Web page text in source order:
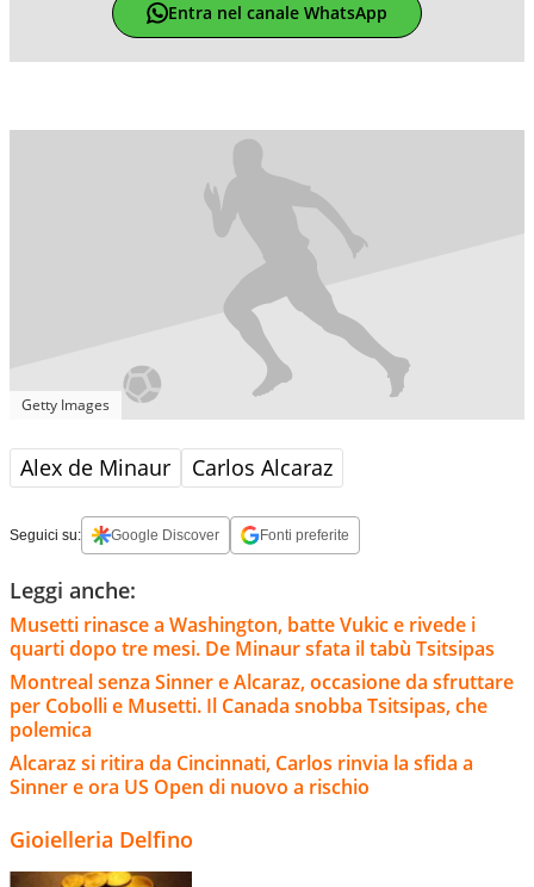
Entra nel canale WhatsApp
Getty Images
Alex de Minaur Carlos Alcaraz
Seguici su: Google Discover Fonti preferite
Leggi anche:
Musetti rinasce a Washington, batte Vukic e rivede i
quarti dopo tre mesi. De Minaur sfata il tabù Tsitsipas
Montreal senza Sinner e Alcaraz, occasione da sfruttare
per Cobolli e Musetti. Il Canada snobba Tsitsipas, che
polemica
Alcaraz si ritira da Cincinnati, Carlos rinvia la sfida a
Sinner e ora US Open di nuovo a rischio
Gioielleria Delfino